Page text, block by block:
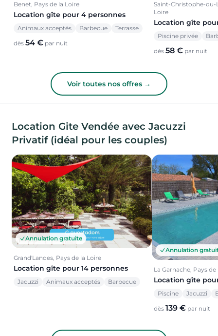
Benet, Pays de la Loire
Location gîte pour 4 personnes
Animaux acceptés Barbecue Terrasse
dès 54 € par nuit
Saint-Christophe-du-
Loire
Location gîte
Piscine privée
dès 58 € par nuit
Voir toutes nos offres →
Location Gite Vendée avec Jacuzzi
Privatif (idéal pour les couples)
Annulation gratuite
Grand'Landes, Pays de la Loire
Location gîte pour 14 personnes
Jacuzzi Animaux acceptés Barbecue
Annulation
La Garnache, Pays de
Location gîte
Piscine Jacuzzi
dès 139 € par nuit